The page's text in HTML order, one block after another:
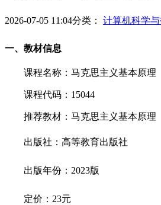
2026-07-05 11:04分类： 计算机科学
一、教材信息
课程名称：马克思主义基本原理
课程代码：15044
推荐教材：马克思主义基本原理
出版社：高等教育出版社
出版年份：2023版
定价：23元